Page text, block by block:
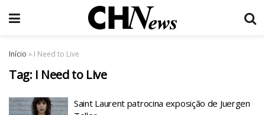
Início » I Need to Live
Tag: I Need to Live
Saint Laurent patrocina exposição de Juergen